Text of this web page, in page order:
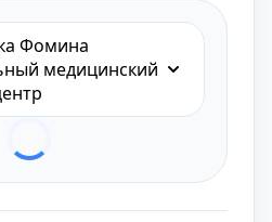
Фомина
медицинский